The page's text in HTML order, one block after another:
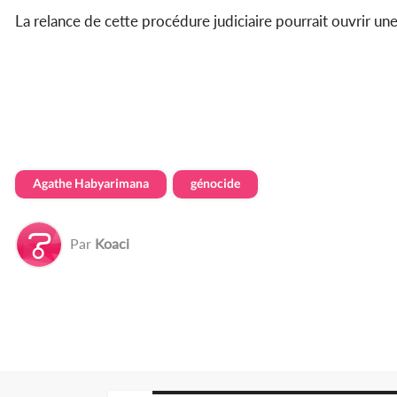
La relance de cette procédure judiciaire pourrait ouvrir
Agathe Habyarimana génocide
Par Koaci